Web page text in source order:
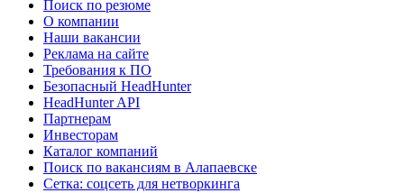
Поиск по резюме
О компании
Наши вакансии
Реклама на сайте
Требования к ПО
Безопасный HeadHunter
HeadHunter API
Партнерам
Инвесторам
Каталог компаний
Поиск по вакансиям в Алапаевске
Сетка: соцсеть для нетворкинга